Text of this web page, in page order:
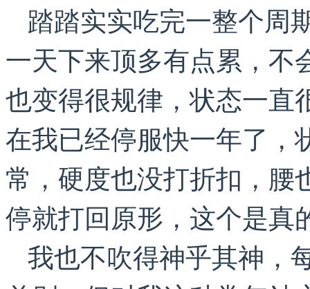
踏踏实实吃完一整个周
一天下来顶多有点累，不
也变得很规律，状态一直
在我已经停服快一年了，
常，硬度也没打折扣，腰
停就打回原形，这个是真
我也不吹得神乎其神，